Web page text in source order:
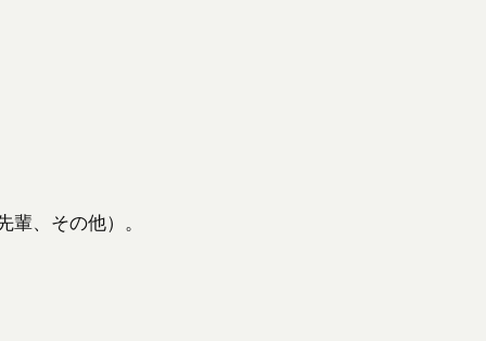
、その他）。